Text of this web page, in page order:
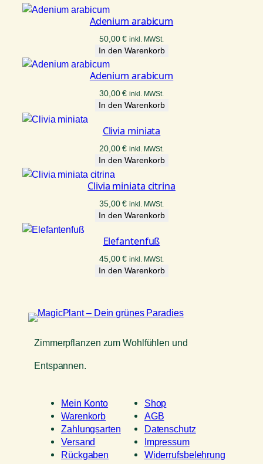
Adenium arabicum
50,00€ inkl. MWSt.
In den Warenkorb
Adenium arabicum
30,00€ inkl. MWSt.
In den Warenkorb
Clivia miniata
20,00€ inkl. MWSt.
In den Warenkorb
Clivia miniata citrina
35,00€ inkl. MWSt.
In den Warenkorb
Elefantenfuß
45,00€ inkl. MWSt.
In den Warenkorb
Zimmerpflanzen zum Wohlfühlen und
Entspannen.
Mein Konto
Warenkorb
Zahlungsarten
Versand
Rückgaben
Shop
AGB
Datenschutz
Impressum
Widerrufsbelehrung